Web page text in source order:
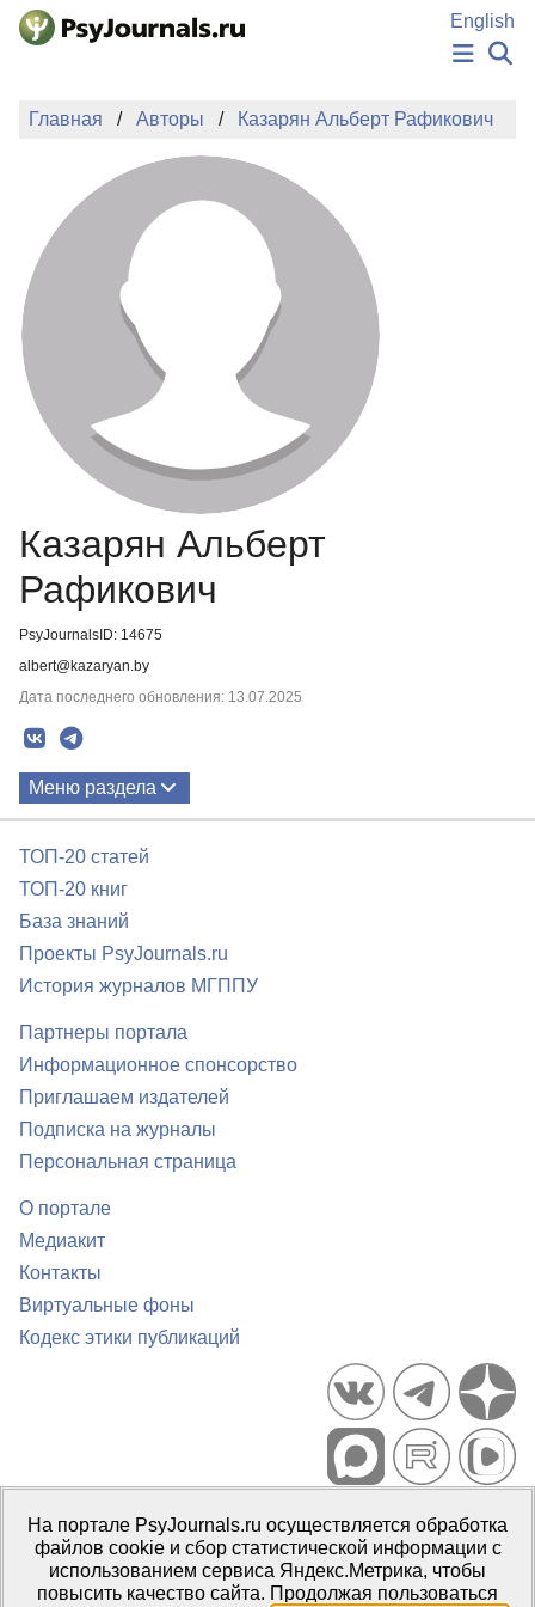
Перейти к основному содержанию
English
НОВОСТИ
АВТОРЫ
ПОДАТЬ РУКОПИСЬ
БАЗА ЗНАНИЙ
КЛЮЧЕВЫЕ СЛОВА
Регистрация
Главная Авторы Казарян Альберт Рафикович
Казарян Альберт
Рафикович
PsyJournalsID: 14675
albert@kazaryan.by
Дата последнего обновления: 13.07.2025
Меню раздела
ТОП-20 статей
ТОП-20 книг
База знаний
Проекты PsyJournals.ru
История журналов МГППУ
Партнеры портала
Информационное спонсорство
Приглашаем издателей
Подписка на журналы
Персональная страница
О портале
Медиакит
Контакты
Виртуальные фоны
Кодекс этики публикаций
Портал психологических изданий PsyJournals.ru, 2007–2026
Правила использования материалов
Свидетельство регистрации СМИЭл № ФС77-66447 от 14 июля
2016 г.
На портале PsyJournals.ru осуществляется обработка
файлов cookie и сбор статистической информации с
использованием сервиса Яндекс.Метрика, чтобы
повысить качество сайта. Продолжая пользоваться